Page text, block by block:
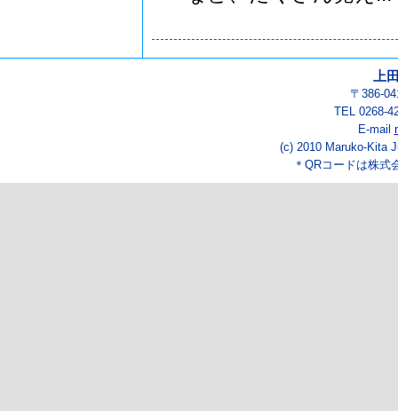
上
〒386-
TEL 0268-
E-mail
(c) 2010 Maruko-Kita
＊QRコードは株式